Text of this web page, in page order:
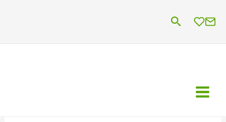
Suchen